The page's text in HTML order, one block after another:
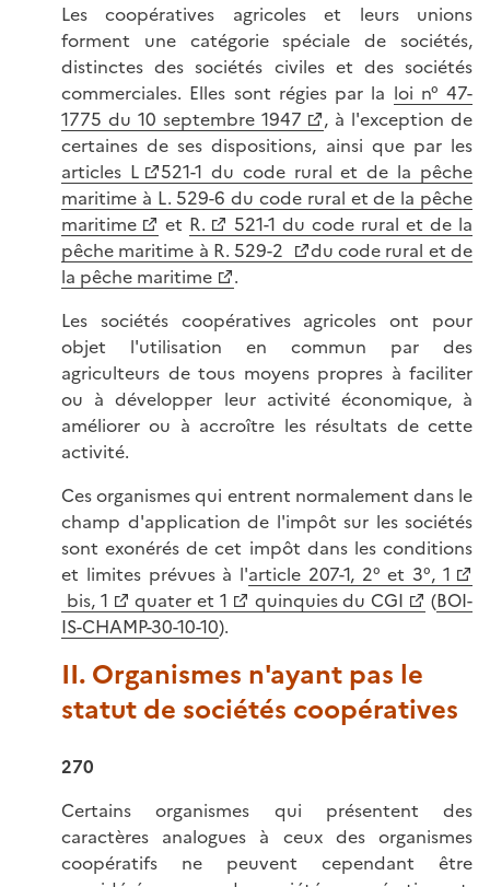
Les coopératives agricoles et leurs unions
forment une catégorie spéciale de sociétés,
distinctes des sociétés civiles et des sociétés
commerciales. Elles sont régies par la loi n° 47-
1775 du 10 septembre 1947
, à l'exception de
certaines de ses dispositions, ainsi que par les
articles L
521-1 du code rural et de la pêche
maritime à L. 529-6 du code rural et de la pêche
maritime
et R.
521-1 du code rural et de la
pêche maritime à R. 529-2
du code rural et de
la pêche maritime
.
Les sociétés coopératives agricoles ont pour
objet l'utilisation en commun par des
agriculteurs de tous moyens propres à faciliter
ou à développer leur activité économique, à
améliorer ou à accroître les résultats de cette
activité.
Ces organismes qui entrent normalement dans le
champ d'application de l'impôt sur les sociétés
sont exonérés de cet impôt dans les conditions
et limites prévues à l'article 207-1, 2° et 3°, 1
bis, 1
quater et 1 quinquies du CGI (BOI-
IS-CHAMP-30-10-10).
II. Organismes n'ayant pas le
statut de sociétés coopératives
270
Certains organismes qui présentent des
caractères analogues à ceux des organismes
coopératifs ne peuvent cependant être